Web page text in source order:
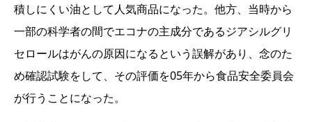
積しにくい油として人気商品になった。他方、当時から
一部の科学者の間でエコナの主成分であるジアシルグリ
セロールはがんの原因になるという誤解があり、念のた
め確認試験をして、その評価を05年から食品安全委員会
が行うことになった。